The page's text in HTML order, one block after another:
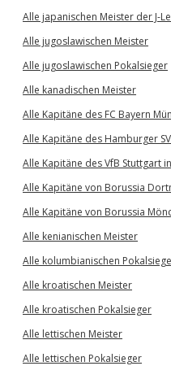
Alle japanischen Meister der J-
Alle jugoslawischen Meister
Alle jugoslawischen Pokalsieger
Alle kanadischen Meister
Alle Kapitäne des FC Bayern
Alle Kapitäne des Hamburger
Alle Kapitäne des VfB Stuttgart
Alle Kapitäne von Borussia
Alle Kapitäne von Borussia
Alle kenianischen Meister
Alle kolumbianischen
Alle kroatischen Meister
Alle kroatischen Pokalsieger
Alle lettischen Meister
Alle lettischen Pokalsieger